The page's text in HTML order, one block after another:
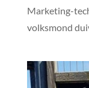
Marketing-
volksmond